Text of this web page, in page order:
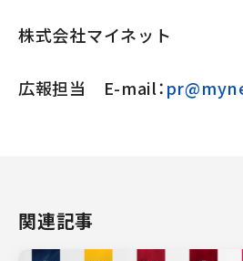
株式会社マイネット
広報担当 E-mail：
関連記事